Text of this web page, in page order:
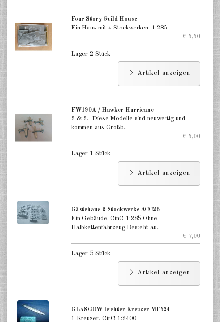
Four Story Guild House
Ein Haus mit 4 Stockwerken. 1:285
€ 5,50
Lager 2 Stück
Artikel anzeigen
FW190A / Hawker Hurricane
2 & 2. Diese Modelle sind neuwertig und
kommen aus Großb..
€ 5,00
Lager 1 Stück
Artikel anzeigen
Gästehaus 2 Stockwerke ACC26
Ein Gebäude. CinC 1:285 Ohne
Halbkettenfahrzeug.Besteht au..
€ 7,00
Lager 5 Stück
Artikel anzeigen
GLASGOW leichter Kreuzer MF524
1 Kreuzer. CinC 1:2400